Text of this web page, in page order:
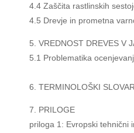
4.4 Zaščita rastlinskih
4.5 Drevje in prometna
5. VREDNOST DREVES V
5.1 Problematika
6. TERMINOLOŠKI SLOVAR
7. PRILOGE
priloga 1: Evropski tehnični